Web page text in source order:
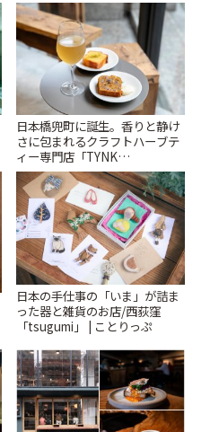
日本橋兜町に誕生。香りと静け
さに包まれるクラフトハーブテ
ィー専門店「TYNK
Kabutocho」 | ことりっぷ
日本の手仕事の「いま」が詰ま
った器と雑貨のお店/西荻窪
「tsugumi」 | ことりっぷ